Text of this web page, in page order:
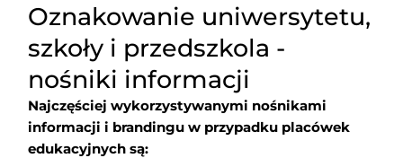
Oznakowanie uniwersytetu,
szkoły i przedszkola -
nośniki informacji
Najczęściej wykorzystywanymi nośnikami
informacji i brandingu w przypadku placówek
edukacyjnych są: